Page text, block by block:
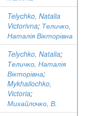
Telychko, Natalia
Victorivna; Теличко,
Наталія Вікторівна
Telychko, Natalia;
Теличко, Наталія
Вікторівна;
Mykhailochko,
Victoria;
Михайлочко, В.